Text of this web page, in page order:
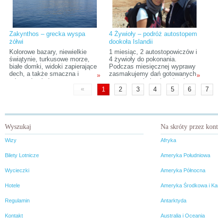
miastach na całym świecie.
czym świadczyła liczna
publiczność, która zasiadła w
lubelskiej Chatce Żaka 4-5
kwietnia tego roku. Okazało się,
że „Kontynenty” to znakomita
okazja do spotkania
podróżników z całej Polski i
posłuchania ich fascynujących
opowieści.
Zakynthos – grecka wyspa
żółwi
Kolorowe bazary, niewielkie
świątynie, turkusowe morze,
białe domki, widoki zapierające
dech, a także smaczna i
zdrowa kuchnia
śródziemnomorska sprawiają,
czasy coraz bardziej popularna
staje się niewielka wyspa w
pobliżu Korfu – Zakynthos.
»
4 Żywioły – podróż autostopem
dookoła Islandii
1 miesiąc, 2 autostopowiczów i
4 żywioły do pokonania.
Podczas miesięcznej wyprawy
zasmakujemy dań gotowanych
w rozgrzanej ziemi, wykąpiemy
się w najwspanialszych
wodospadach Europy, staniemy
i (mam nadzieję) nie
zostaniemy porwani razem z
namiotem przez niezwykle silne
wiatry. Wszystko to z
wyciągniętym w górę kciukiem.
»
«
1 2 3 4 5 6 7
Wyszukaj
Wizy
Bilety Lotnicze
Wycieczki
Hotele
Regulamin
Kontakt
Na skróty przez
Afryka
Ameryka Południowa
Ameryka Północna
Ameryka Środkowa i
Antarktyda
Australia i Oceania